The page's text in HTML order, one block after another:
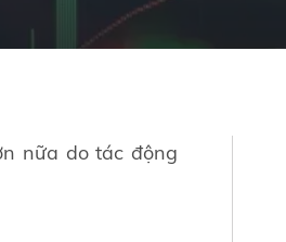
nữa do tác động